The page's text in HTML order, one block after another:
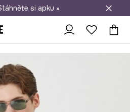
při nákupu nad 1 200 Kč
si apku »